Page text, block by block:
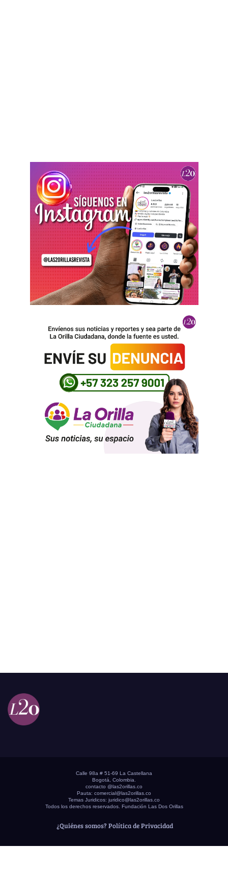
Calle 98a # 51-69 La Castellana
Bogotá, Colombia.
contacto @las2orillas.co
Pauta: comercial@las2orillas.co
Temas Juridicos: juridico@las2orillas.co
Todos los derechos reservados. Fundación Las Dos Orillas
¿Quiénes somos? Política de Privacidad